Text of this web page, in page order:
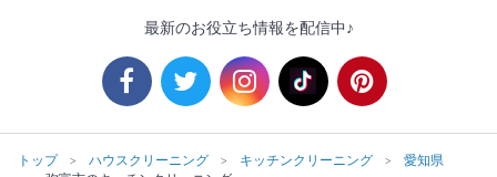
最新のお役立ち情報を配信中♪
トップ ハウスクリーニング キッチンクリーニング
愛知県